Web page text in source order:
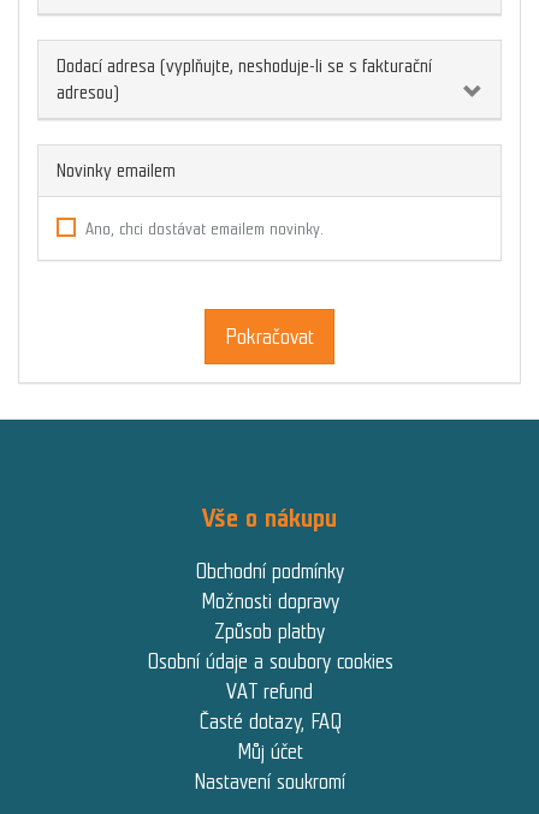
Dodací adresa (vyplňujte, neshoduje-li se s fakturační
adresou)
Novinky emailem
Ano, chci dostávat emailem novinky.
Pokračovat
Vše o nákupu
Obchodní podmínky
Možnosti dopravy
Způsob platby
Osobní údaje a soubory cookies
VAT refund
Časté dotazy, FAQ
Můj účet
Nastavení soukromí